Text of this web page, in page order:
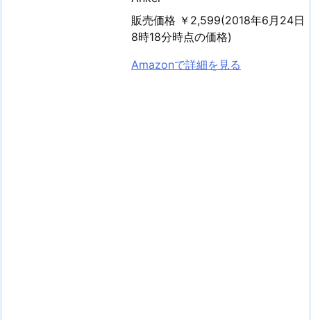
販売価格 ￥2,599(2018年6月24日
8時18分時点の価格)
Amazonで詳細を見る